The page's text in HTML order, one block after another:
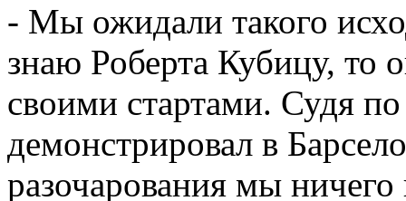
- Мы ожидали такого
знаю Роберта Кубицу, то
своими стартами. Судя
демонстрировал в
разочарования мы